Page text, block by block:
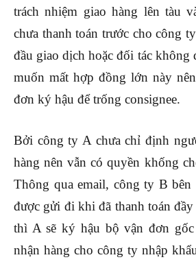
trách nhiệm giao hàng lên tàu
chưa thanh toán trước cho công
đầu giao dịch hoặc đối tác không
muốn mất hợp đồng lớn này
đơn ký hậu để trống consignee.
Bởi công ty A chưa chỉ định
hàng nên vẫn có quyền khống
Thông qua email, công ty B bên
được gửi đi khi đã thanh toán
thì A sẽ ký hậu bộ vận đơn gốc
nhận hàng cho công ty nhập